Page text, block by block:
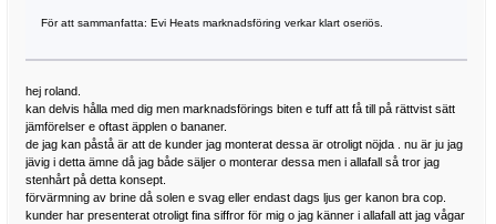
För att sammanfatta: Evi Heats marknadsföring verkar klart oseriös.
hej roland.
kan delvis hålla med dig men marknadsförings biten e tuff att få till på rättvist sätt
jämförelser e oftast äpplen o bananer.
de jag kan påstå är att de kunder jag monterat dessa är otroligt nöjda . nu är ju jag
jävig i detta ämne då jag både säljer o monterar dessa men i allafall så tror jag
stenhårt på detta konsept.
förvärmning av brine då solen e svag eller endast dags ljus ger kanon bra cop.
kunder har presenterat otroligt fina siffror för mig o jag känner i allafall att jag vågar